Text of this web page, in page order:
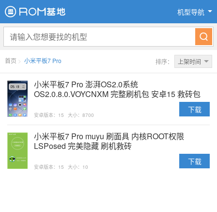
机型导航
首页 > 小米平板7 Pro 排序： 上架时间
小米平板7 Pro 澎湃OS2.0系统
OS2.0.8.0.VOYCNXM 完整刷机包 安卓15 救砖包
安卓版本：15 大小：8700
下载
小米平板7 Pro muyu 刷面具 内核ROOT权限
LSPosed 完美隐藏 刷机救砖
安卓版本：15 大小：10
下载